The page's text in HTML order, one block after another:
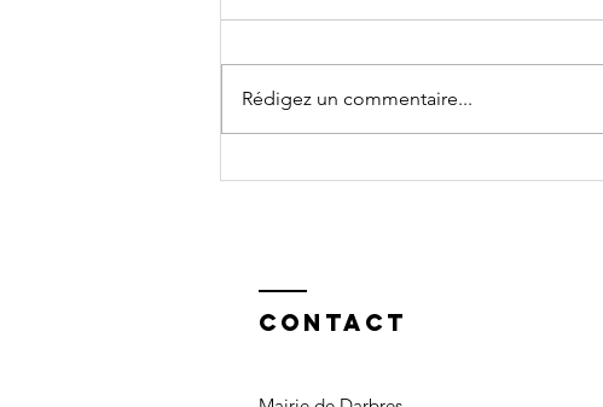
MINI MARCHES
Rédigez un commentaire...
Contact